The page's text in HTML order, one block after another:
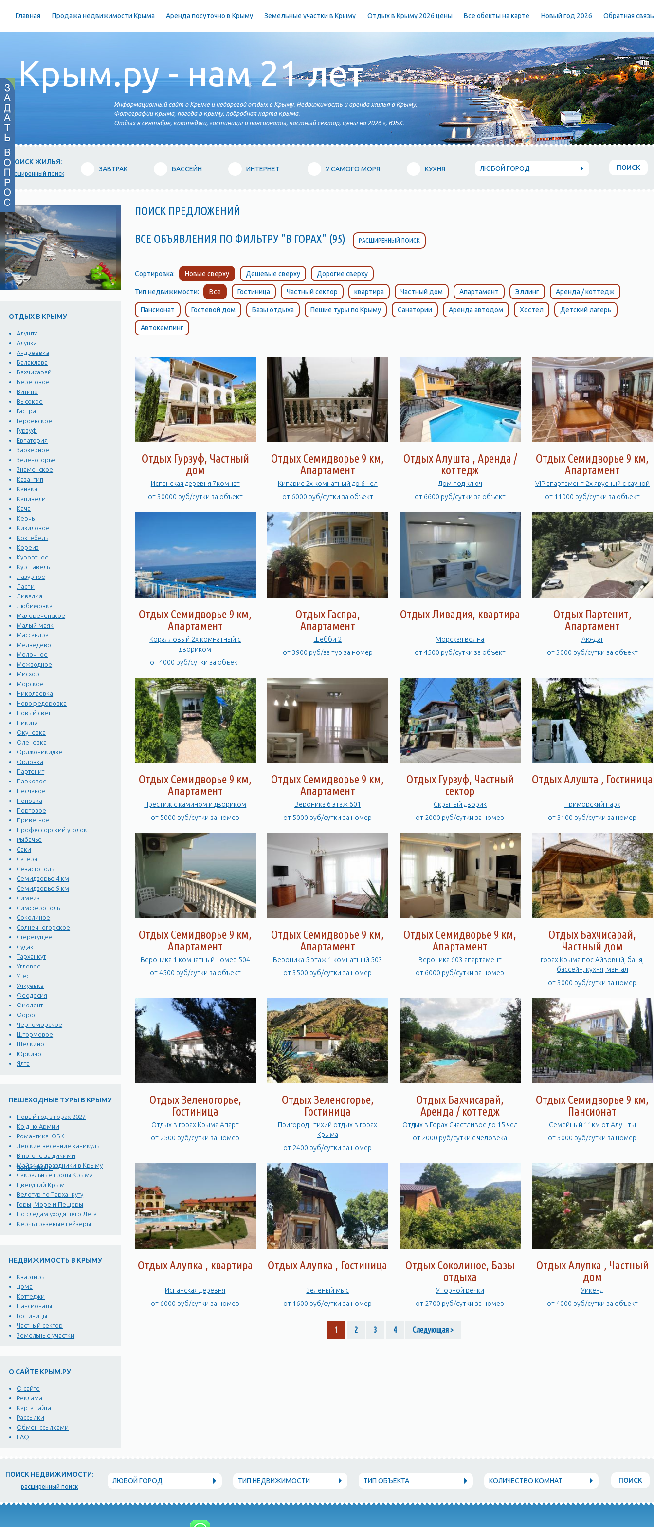
Главная Продажа недвижимости Крыма Аренда посуточно в Крыму Земельные участки в Крыму Отдых в Крыму 2026 цены Все обекты на карте Новый год 2026 Обратная связь
Крым.ру - нам 21 лет
Информационный сайт о Крыме и недорогой отдых в Крыму. Недвижимость и аренда жилья в Крыму.
Фотографии Крыма, погода в Крыму, подробная карта Крыма.
Отдых в сентябре, коттеджи, гостиницы и пансионаты, частный сектор, цены на 2026 г, ЮБК.
ПОИСК ЖИЛЬЯ:
расширенный поиск
ЗАВТРАК БАССЕЙН ИНТЕРНЕТ У САМОГО МОРЯ КУХНЯ ЛЮБОЙ ГОРОД ПОИСК
ОТДЫХ В КРЫМУ
Алушта
Алупка
Андреевка
Балаклава
Бахчисарай
Береговое
Витино
Высокое
Гаспра
Героевское
Гурзуф
Евпатория
Заозерное
Зеленогорье
Знаменское
Казантип
Канака
Кацивели
Кача
Керчь
Кизиловое
Коктебель
Кореиз
Курортное
Куршавель
Лазурное
Ласпи
Ливадия
Любимовка
Малореченское
Малый маяк
Массандра
Медведево
Молочное
Межводное
Мисхор
Морское
Николаевка
Новофедоровка
Новый свет
Никита
Окуневка
Оленевка
Орджоникидзе
Орловка
Партенит
Парковое
Песчаное
Поповка
Портовое
Приветное
Профессорский уголок
Рыбачье
Саки
Сатера
Севастополь
Семидворье 4 км
Семидворье 9 км
Симеиз
Симферополь
Соколиное
Солнечногорское
Стерегущее
Судак
Тарханкут
Угловое
Утес
Учкуевка
Феодосия
Фиолент
Форос
Черноморское
Штормовое
Щелкино
Юркино
Ялта
ПЕШЕХОДНЫЕ ТУРЫ В КРЫМУ
Новый год в горах 2027
Ко дню Армии
Романтика ЮБК
Детские весенние каникулы
В погоне за дикими
тюльпанами
Майские праздники в Крыму
Сакральные гроты Крыма
Цветущий Крым
Велотур по Тарханкуту
Горы, Море и Пещеры
По следам уходящего Лета
Керчь грязевые гейзеры
НЕДВИЖИМОСТЬ В КРЫМУ
Квартиры
Дома
Коттеджи
Пансионаты
Гостиницы
Частный сектор
Земельные участки
О САЙТЕ КРЫМ.РУ
О сайте
Реклама
Карта сайта
Рассылки
Обмен ссылками
FAQ
ПОИСК ПРЕДЛОЖЕНИЙ
ВСЕ ОБЪЯВЛЕНИЯ ПО ФИЛЬТРУ "В ГОРАХ" (95) РАСШИРЕННЫЙ ПОИСК
Сортировка: Новые сверху Дешевые сверху Дорогие сверху
Тип недвижимости: Все Гостиница Частный сектор квартира Частный дом Апартамент Эллинг Аренда / коттедж
Пансионат Гостевой дом Базы отдыха Пешие туры по Крыму Санатории Аренда автодом Хостел Детский лагерь
Автокемпинг
Отдых Гурзуф, Частный
дом
Испанская деревня 7комнат
от 30000 руб/сутки за объект
Отдых Семидворье 9 км,
Апартамент
Кипарис 2х комнатный до 6 чел
от 6000 руб/сутки за объект
Отдых Алушта , Аренда /
коттедж
Дом под ключ
от 6600 руб/сутки за объект
Отдых Семидворье 9 км,
Апартамент
VIP апартамент 2х ярусный с сауной
от 11000 руб/сутки за объект
Отдых Семидворье 9 км,
Апартамент
Коралловый 2х комнатный с
двориком
от 4000 руб/сутки за объект
Отдых Гаспра,
Апартамент
Шебби 2
от 3900 руб/за тур за номер
Отдых Ливадия, квартира
Морская волна
от 4500 руб/сутки за объект
Отдых Партенит,
Апартамент
Аю-Даг
от 3000 руб/сутки за объект
Отдых Семидворье 9 км,
Апартамент
Престиж с камином и двориком
от 5000 руб/сутки за номер
Отдых Семидворье 9 км,
Апартамент
Вероника 6 этаж 601
от 5000 руб/сутки за номер
Отдых Гурзуф, Частный
сектор
Скрытый дворик
от 2000 руб/сутки за номер
Отдых Алушта , Гостиница
Приморский парк
от 3100 руб/сутки за номер
Отдых Семидворье 9 км,
Апартамент
Вероника 1 комнатный номер 504
от 4500 руб/сутки за объект
Отдых Семидворье 9 км,
Апартамент
Вероника 5 этаж 1 комнатный 503
от 3500 руб/сутки за номер
Отдых Семидворье 9 км,
Апартамент
Вероника 603 апартамент
от 6000 руб/сутки за номер
Отдых Бахчисарай,
Частный дом
горах Крыма пос Айвовый, баня,
бассейн, кухня, мангал
от 3000 руб/сутки за номер
Отдых Зеленогорье,
Гостиница
Отдых в горах Крыма Апарт
от 2500 руб/сутки за номер
Отдых Зеленогорье,
Гостиница
Пригород - тихий отдых в горах
Крыма
от 2400 руб/сутки за номер
Отдых Бахчисарай,
Аренда / коттедж
Отдых в Горах Счастливое до 15 чел
от 2000 руб/сутки с человека
Отдых Семидворье 9 км,
Пансионат
Семейный 11км от Алушты
от 3000 руб/сутки за номер
Отдых Алупка , квартира
Испанская деревня
от 6000 руб/сутки за номер
Отдых Алупка , Гостиница
Зеленый мыс
от 1600 руб/сутки за номер
Отдых Соколиное, Базы
отдыха
У горной речки
от 2700 руб/сутки за номер
Отдых Алупка , Частный
дом
Уикенд
от 4000 руб/сутки за объект
1 2 3 4 Следующая >
ПОИСК НЕДВИЖИМОСТИ:
расширенный поиск
ЛЮБОЙ ГОРОД ТИП НЕДВИЖИМОСТИ ТИП ОБЪЕКТА КОЛИЧЕСТВО КОМНАТ ПОИСК